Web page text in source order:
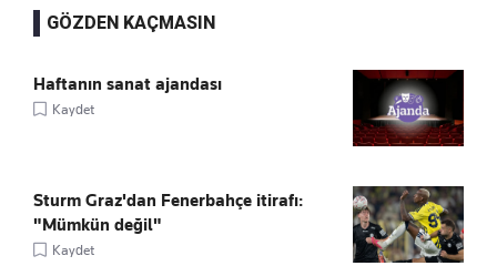
GÖZDEN KAÇMASIN
Haftanın sanat ajandası
Kaydet
Sturm Graz'dan Fenerbahçe itirafı:
"Mümkün değil"
Kaydet